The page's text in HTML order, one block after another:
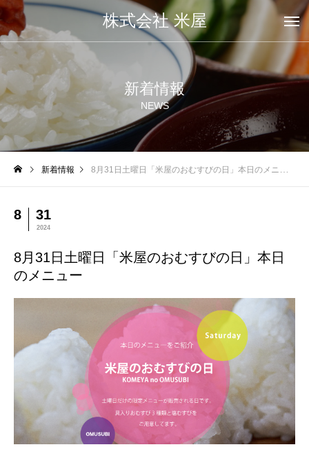
株式会社 米屋
新着情報
NEWS
新着情報 8月31日土曜日「米屋のおむすびの日」本日のメニュー
8 31
2024
8月31日土曜日「米屋のおむすびの日」本日
のメニュー